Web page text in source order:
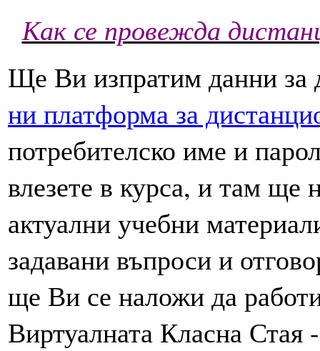
Как се провежда
Ще Ви изпратим данни за
ни платформа за
потребителско име и
влезете в курса, и там ще
актуални учебни
задавани въпроси и
ще Ви се наложи да
Виртуалната Класна Стая